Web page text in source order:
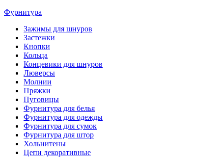
Фурнитура
Зажимы для шнуров
Застежки
Кнопки
Кольца
Концевики для шнуров
Люверсы
Молнии
Пряжки
Пуговицы
Фурнитура для белья
Фурнитура для одежды
Фурнитура для сумок
Фурнитура для штор
Хольнитены
Цепи декоративные